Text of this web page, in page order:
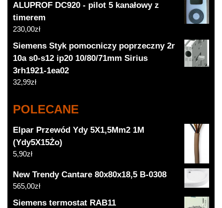
ALUPROF DC920 - pilot 5 kanałowy z
timerem
230,00zł
Siemens Styk pomocniczy poprzeczny 2r
10a s0-s12 ip20 10/80/71mm Sirius
3rh1921-1ea02
32,99zł
POLECANE
Elpar Przewód Ydy 5X1,5Mm2 1M
(Ydy5X15Żo)
5,90zł
New Trendy Cantare 80x80x18,5 B-0308
565,00zł
Siemens termostat RAB11